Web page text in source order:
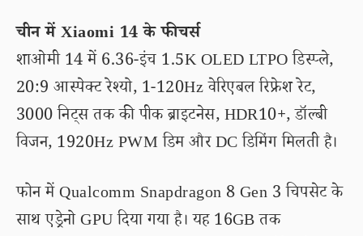
चीन में Xiaomi 14 के फीचर्स
शाओमी 14 में 6.36-इंच 1.5K OLED LTPO डिस्प्ले,
20:9 आस्पेक्ट रेश्यो, 1-120Hz वेरिएबल रिफ्रेश रेट,
3000 निट्स तक की पीक ब्राइटनेस, HDR10+, डॉल्बी
विजन, 1920Hz PWM डिम और DC डिमिंग मिलती है।
फोन में Qualcomm Snapdragon 8 Gen 3 चिपसेट के
साथ एड्रेनो GPU दिया गया है। यह 16GB तक